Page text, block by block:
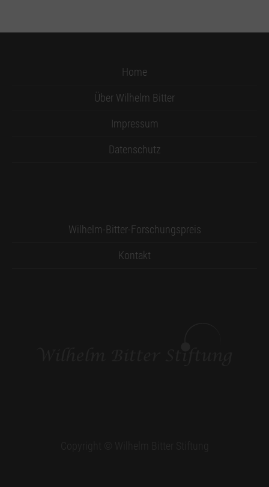
Home
Über Wilhelm Bitter
Impressum
Datenschutz
Wilhelm-Bitter-Forschungspreis
Kontakt